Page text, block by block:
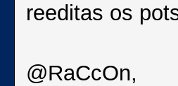
reeditas os
@RaCcOn,